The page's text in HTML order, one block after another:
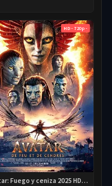
HD - 720p -
Avatar: Fuego y ceniza 2025 HD 720p Latino